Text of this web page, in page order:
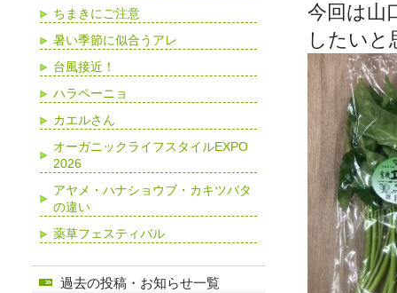
今回は山
したいと
ちまきにご注意
暑い季節に似合うアレ
台風接近！
ハラペーニョ
カエルさん
オーガニックライフスタイルEXPO
2026
アヤメ・ハナショウブ・カキツバタ
の違い
薬草フェスティバル
過去の投稿・お知らせ一覧